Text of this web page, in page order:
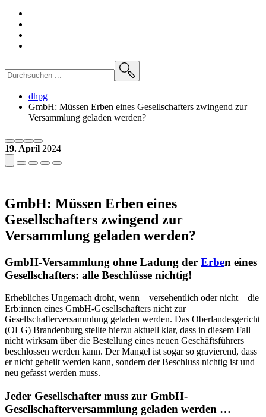
dhpg
GmbH: Müssen Erben eines Gesellschafters zwingend zur
Versammlung geladen werden?
19. April 2024
GmbH: Müssen Erben eines
Gesellschafters zwingend zur
Versammlung geladen werden?
GmbH-Versammlung ohne Ladung der Erben eines
Gesellschafters: alle Beschlüsse nichtig!
Erhebliches Ungemach droht, wenn – versehentlich oder nicht – die
Erb:innen eines GmbH-Gesellschafters nicht zur
Gesellschafterversammlung geladen werden. Das Oberlandesgericht
(OLG) Brandenburg stellte hierzu aktuell klar, dass in diesem Fall
nicht wirksam über die Bestellung eines neuen Geschäftsführers
beschlossen werden kann. Der Mangel ist sogar so gravierend, dass
er nicht geheilt werden kann, sondern der Beschluss nichtig ist und
neu gefasst werden muss.
Jeder Gesellschafter muss zur GmbH-
Gesellschafterversammlung geladen werden …